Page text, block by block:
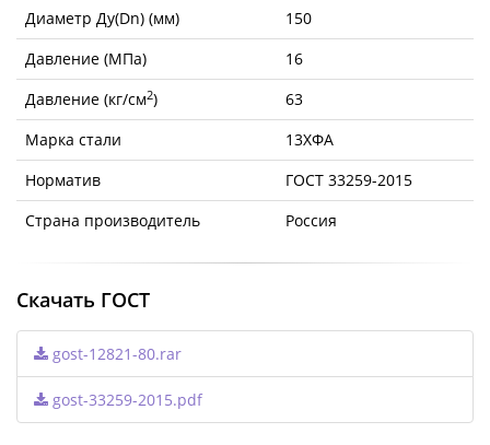
Диаметр Ду(Dn) (мм)
150
Давление (МПа)
16
Давление (кг/см2)
63
Марка стали
13ХФА
Норматив
ГОСТ 33259-2015
Страна производитель
Россия
Скачать ГОСТ
gost-12821-80.rar
gost-33259-2015.pdf